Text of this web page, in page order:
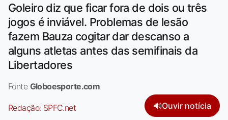
Goleiro diz que ficar fora de dois ou três
jogos é inviável. Problemas de lesão
fazem Bauza cogitar dar descanso a
alguns atletas antes das semifinais da
Libertadores
Fonte Globoesporte.com
Redação: SPFC.net 🔊Ouvir notícia